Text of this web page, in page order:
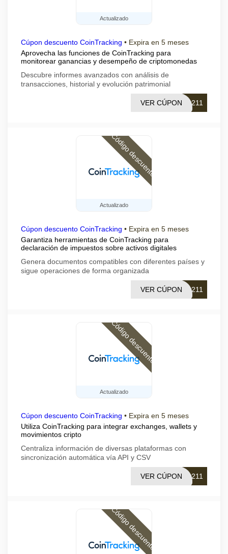
Actualizado
Cúpon descuento CoinTracking • Expira en 5 meses
Aprovecha las funciones de CoinTracking para
monitorear ganancias y desempeño de criptomonedas
Descubre informes avanzados con análisis de
transacciones, historial y evolución patrimonial
0211
VER CÚPON
Actualizado
Código descuento
Cúpon descuento CoinTracking • Expira en 5 meses
Garantiza herramientas de CoinTracking para
declaración de impuestos sobre activos digitales
Genera documentos compatibles con diferentes países y
sigue operaciones de forma organizada
0211
VER CÚPON
Actualizado
Código descuento
Cúpon descuento CoinTracking • Expira en 5 meses
Utiliza CoinTracking para integrar exchanges, wallets y
movimientos cripto
Centraliza información de diversas plataformas con
sincronización automática vía API y CSV
0211
VER CÚPON
Código descuento